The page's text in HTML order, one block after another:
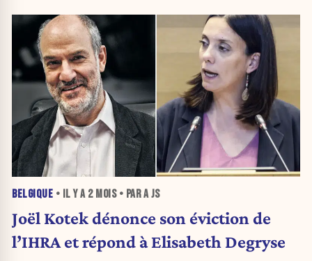
BELGIQUE • IL Y A 2 MOIS• PAR A JS
Joël Kotek dénonce son éviction de
l’IHRA et répond à Elisabeth Degryse